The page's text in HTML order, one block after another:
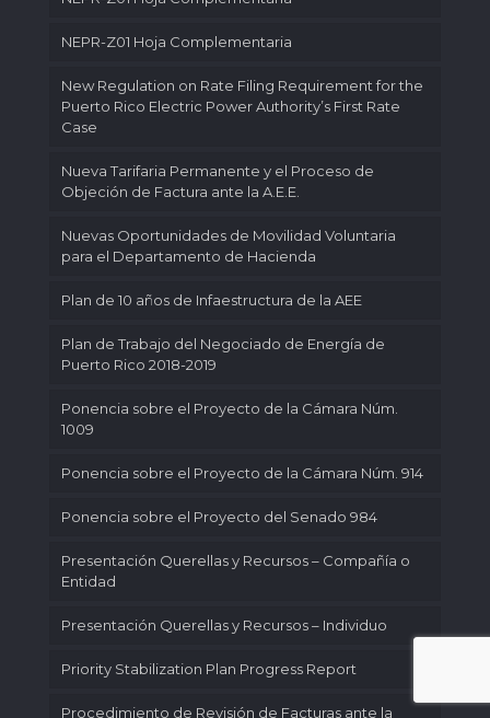
NEPR-Z01 Hoja Complementaria
New Regulation on Rate Filing Requirement for the
Puerto Rico Electric Power Authority’s First Rate
Case
Nueva Tarifaria Permanente y el Proceso de
Objeción de Factura ante la A.E.E.
Nuevas Oportunidades de Movilidad Voluntaria
para el Departamento de Hacienda
Plan de 10 años de Infaestructura de la AEE
Plan de Trabajo del Negociado de Energía de
Puerto Rico 2018-2019
Ponencia sobre el Proyecto de la Cámara Núm.
1009
Ponencia sobre el Proyecto de la Cámara Núm. 914
Ponencia sobre el Proyecto del Senado 984
Presentación Querellas y Recursos – Compañía o
Entidad
Presentación Querellas y Recursos – Individuo
Priority Stabilization Plan Progress Report
Procedimiento de Revisión de Facturas ante la